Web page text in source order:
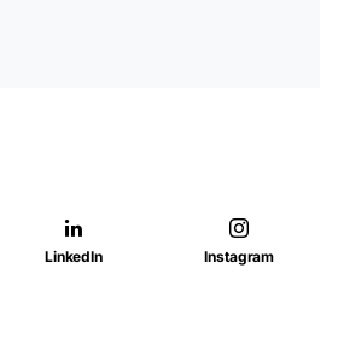
LinkedIn Instagram